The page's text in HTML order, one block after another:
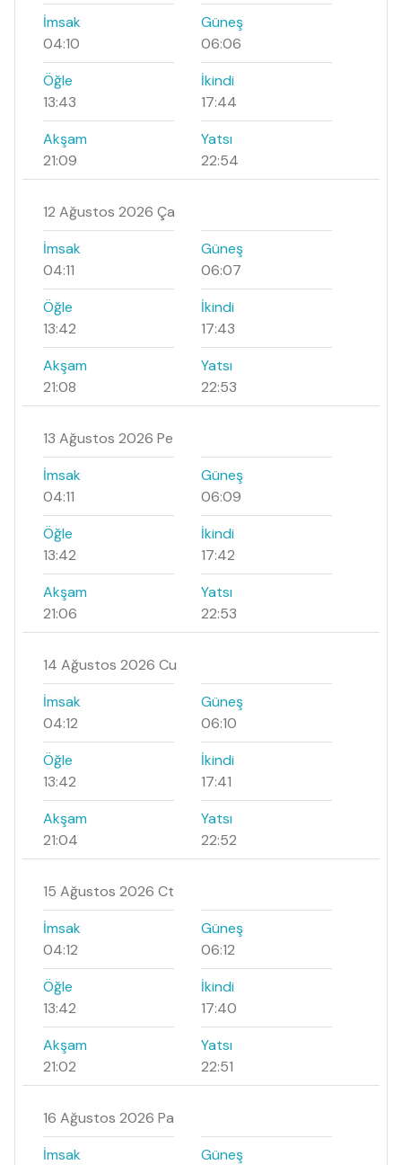
İmsak
04:10
Güneş
06:06
Öğle
13:43
İkindi
17:44
Akşam
21:09
Yatsı
22:54
12 Ağustos 2026 Ça
İmsak
04:11
Güneş
06:07
Öğle
13:42
İkindi
17:43
Akşam
21:08
Yatsı
22:53
13 Ağustos 2026 Pe
İmsak
04:11
Güneş
06:09
Öğle
13:42
İkindi
17:42
Akşam
21:06
Yatsı
22:53
14 Ağustos 2026 Cu
İmsak
04:12
Güneş
06:10
Öğle
13:42
İkindi
17:41
Akşam
21:04
Yatsı
22:52
15 Ağustos 2026 Ct
İmsak
04:12
Güneş
06:12
Öğle
13:42
İkindi
17:40
Akşam
21:02
Yatsı
22:51
16 Ağustos 2026 Pa
İmsak
Güneş